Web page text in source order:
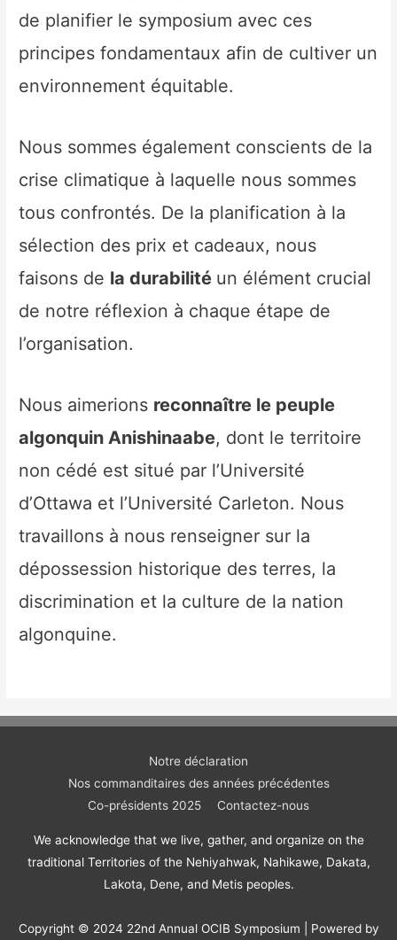
de planifier le symposium avec ces
principes fondamentaux afin de cultiver un
environnement équitable.
Nous sommes également conscients de la
crise climatique à laquelle nous sommes
tous confrontés. De la planification à la
sélection des prix et cadeaux, nous
faisons de la durabilité un élément crucial
de notre réflexion à chaque étape de
l’organisation.
Nous aimerions reconnaître le peuple
algonquin Anishinaabe, dont le territoire
non cédé est situé par l’Université
d’Ottawa et l’Université Carleton. Nous
travaillons à nous renseigner sur la
dépossession historique des terres, la
discrimination et la culture de la nation
algonquine.
Notre déclaration
Nos commanditaires des années précédentes
Co-présidents 2025
Contactez-nous
We acknowledge that we live, gather, and organize on the
traditional Territories of the Nehiyahwak, Nahikawe, Dakata,
Lakota, Dene, and Metis peoples.
Copyright © 2024 22nd Annual OCIB Symposium | Powered by